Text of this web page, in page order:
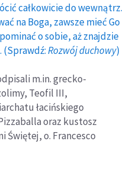
całkowicie do wewnątrz.
na Boga, zawsze mieć Go
o sobie, aż znajdzie
(Sprawdź:Rozwój duchowy)
m.in. grecko-
Teofil III,
łacińskiego
oraz kustosz
Świętej, o. Francesco